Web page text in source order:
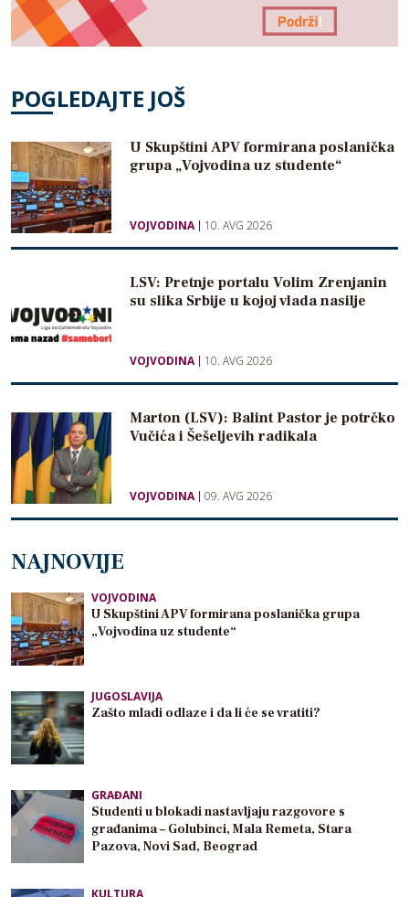
POGLEDAJTE JOŠ
U Skupštini APV formirana poslanička
grupa „Vojvodina uz studente“
VOJVODINA 10. AVG 2026
LSV: Pretnje portalu Volim Zrenjanin
su slika Srbije u kojoj vlada nasilje
VOJVODINA 10. AVG 2026
Marton (LSV): Balint Pastor je potrčko
Vučića i Šešeljevih radikala
VOJVODINA 09. AVG 2026
NAJNOVIJE
VOJVODINA
U Skupštini APV formirana poslanička grupa
„Vojvodina uz studente“
JUGOSLAVIJA
Zašto mladi odlaze i da li će se vratiti?
GRAĐANI
Studenti u blokadi nastavljaju razgovore s
građanima – Golubinci, Mala Remeta, Stara
Pazova, Novi Sad, Beograd
KULTURA